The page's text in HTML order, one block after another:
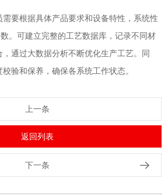
要根据具体产品要求和设备特性，系统性
。可建立完整的工艺数据库，记录不同材
通过大数据分析不断优化生产工艺。同
验和保养，确保各系统工作状态。
上一条
返回列表
下一条